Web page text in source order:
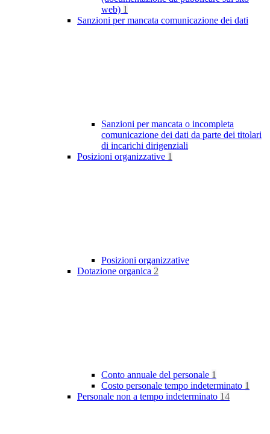
web) 1
Sanzioni per mancata comunicazione dei dati
Sanzioni per mancata o incompleta
comunicazione dei dati da parte dei titolari
di incarichi dirigenziali
Posizioni organizzative 1
Posizioni organizzative
Dotazione organica 2
Conto annuale del personale 1
Costo personale tempo indeterminato 1
Personale non a tempo indeterminato 14